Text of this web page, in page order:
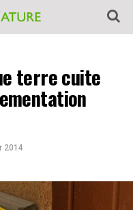
terre cuite
2014